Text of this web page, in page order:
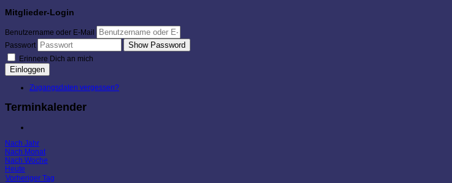
Mitglieder-Login
Benutzername oder E-Mail
Passwort
Show Password
Erinnere Dich an mich
Einloggen
Zugangsdaten vergessen?
Terminkalender
Nach Jahr
Nach Monat
Nach Woche
Heute
Vorheriger Tag